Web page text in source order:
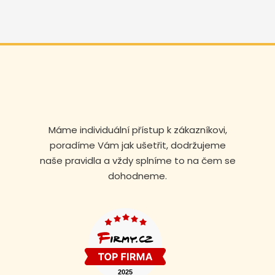
Máme individuální přístup k zákazníkovi,
poradíme Vám jak ušetřit, dodržujeme
naše pravidla a vždy splníme to na čem se
dohodneme.
+420 608 105 106